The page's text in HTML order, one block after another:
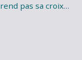
pas sa croix…